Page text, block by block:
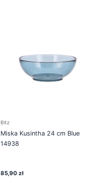
Bitz
Miska Kusintha 24 cm Blue
14938
85,90 zł